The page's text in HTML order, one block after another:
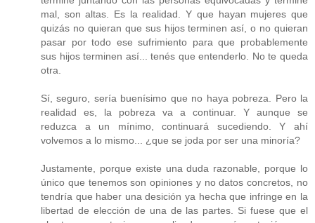
mal, son altas. Es la realidad. Y que hayan mujeres que
quizás no quieran que sus hijos terminen así, o no quieran
pasar por todo ese sufrimiento para que probablemente
sus hijos terminen así... tenés que entenderlo. No te queda
otra.
Sí, seguro, sería buenísimo que no haya pobreza. Pero la
realidad es, la pobreza va a continuar. Y aunque se
reduzca a un mínimo, continuará sucediendo. Y ahí
volvemos a lo mismo... ¿que se joda por ser una minoría?
Justamente, porque existe una duda razonable, porque lo
único que tenemos son opiniones y no datos concretos, no
tendría que haber una desición ya hecha que infringe en la
libertad de elección de una de las partes. Si fuese que el